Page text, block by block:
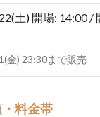
土) 開場: 14:00 /
金) 23:30まで販売
料金帯